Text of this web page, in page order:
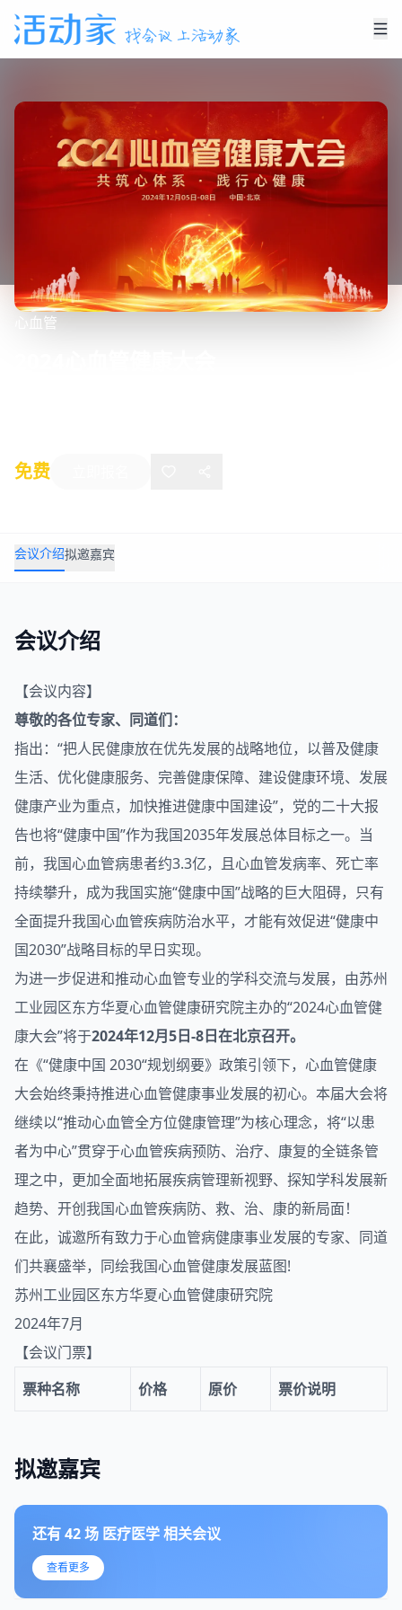
心血管
免费
会议介绍拟邀嘉宾
会议介绍
【会议内容】
尊敬的各位专家、同道们：
指出：“把人民健康放在优先发展的战略地位，以普及健康
生活、优化健康服务、完善健康保障、建设健康环境、发展
健康产业为重点，加快推进健康中国建设”，党的二十大报
告也将“健康中国”作为我国2035年发展总体目标之一。当
前，我国心血管病患者约3.3亿，且心血管发病率、死亡率
持续攀升，成为我国实施“健康中国”战略的巨大阻碍，只有
全面提升我国心血管疾病防治水平，才能有效促进“健康中
国2030”战略目标的早日实现。
为进一步促进和推动心血管专业的学科交流与发展，由苏州
工业园区东方华夏心血管健康研究院主办的“2024心血管健
康大会”将于2024年12月5日-8日在北京召开。
在《“健康中国 2030“规划纲要》政策引领下，心血管健康
大会始终秉持推进心血管健康事业发展的初心。本届大会将
继续以“推动心血管全方位健康管理”为核心理念，将“以患
者为中心”贯穿于心血管疾病预防、治疗、康复的全链条管
理之中，更加全面地拓展疾病管理新视野、探知学科发展新
趋势、开创我国心血管疾病防、救、治、康的新局面！
在此，诚邀所有致力于心血管病健康事业发展的专家、同道
们共襄盛举，同绘我国心血管健康发展蓝图!
苏州工业园区东方华夏心血管健康研究院
2024年7月
【会议门票】
票种名称
价格 原价 票价说明
拟邀嘉宾
还有42场 医疗医学相关会议
查看更多